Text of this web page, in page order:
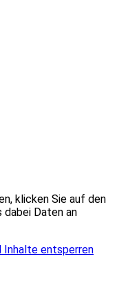
klicken Sie auf den
Daten an
Inhalte entsperren